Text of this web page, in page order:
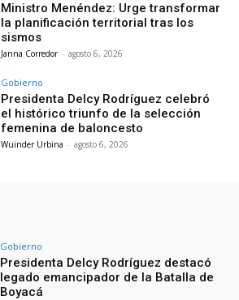
Ministro Menéndez: Urge transformar
la planificación territorial tras los
sismos
Janna Corredor - agosto 6, 2026
Gobierno
Presidenta Delcy Rodríguez celebró
el histórico triunfo de la selección
femenina de baloncesto
Wuinder Urbina - agosto 6, 2026
Gobierno
Presidenta Delcy Rodríguez destacó
legado emancipador de la Batalla de
Boyacá